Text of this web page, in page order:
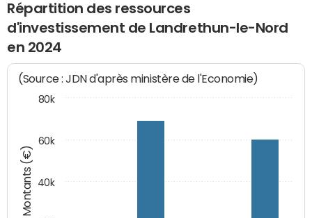
Répartition des ressources
d'investissement de Landrethun-le-Nord
en 2024
Montants (€)
(Source : JDN d'après ministère de l'Economie)
40k
60k
80k